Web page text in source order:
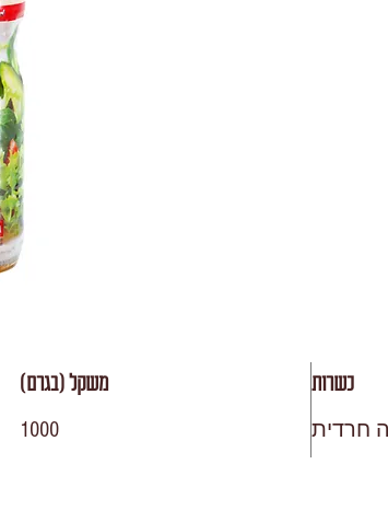
כשרות
חרדית
משקל (בגרם)
1000